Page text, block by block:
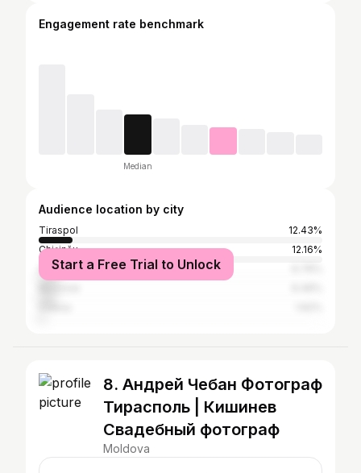
Engagement rate benchmark
Median
Audience location by city
Tiraspol
12.43%
Chișinău
12.16%
Saint Petersburg
Start a Free Trial to Unlock
8. Андрей Чебан Фотограф
Тирасполь | Кишинев
Свадебный фотограф
Moldova